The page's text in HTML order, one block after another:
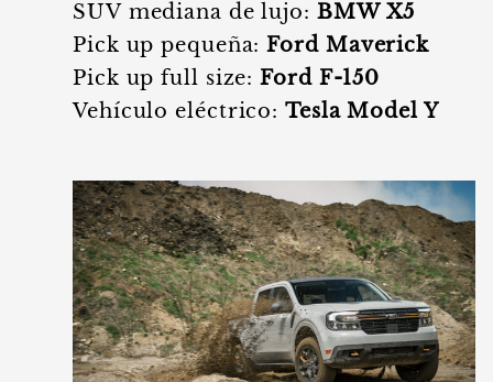
SUV mediana de lujo: BMW X5
Pick up pequeña:Ford Maverick
Pick up full size:Ford F-150
Vehículo eléctrico: Tesla Model Y